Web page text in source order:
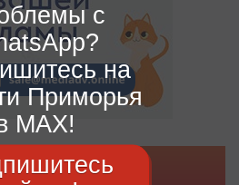
с
на
Приморья
MAX!